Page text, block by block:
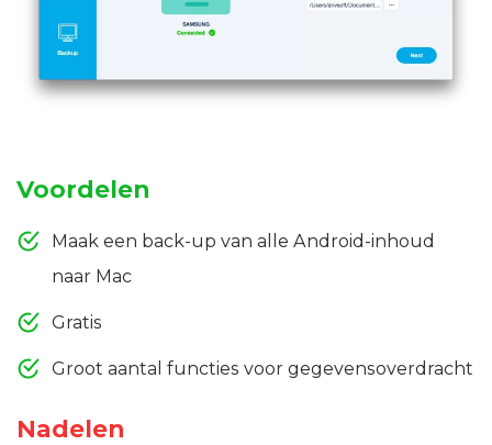
Voordelen
Maak een back-up van alle Android-inhoud
naar Mac
Gratis
Groot aantal functies voor gegevensoverdracht
Nadelen